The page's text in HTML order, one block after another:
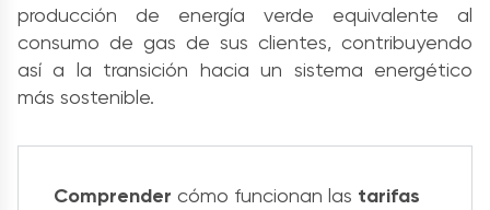
producción de energía verde equivalente al
consumo de gas de sus clientes, contribuyendo
así a la transición hacia un sistema energético
más sostenible.
Comprender cómo funcionan las tarifas